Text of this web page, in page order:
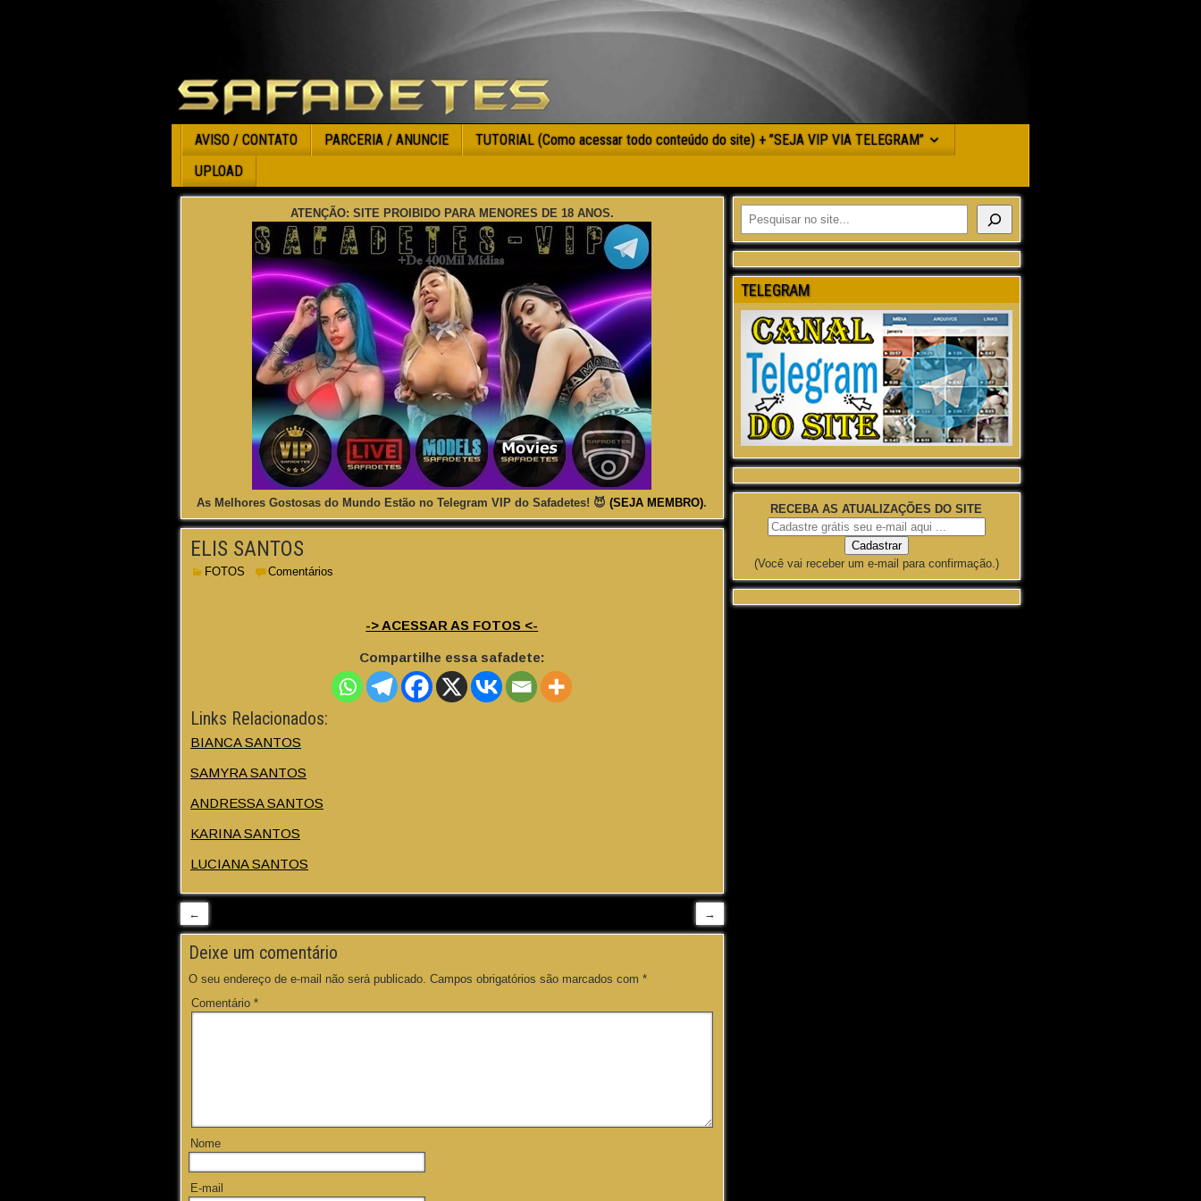
AVISO / CONTATO PARCERIA / ANUNCIE
TUTORIAL (Como acessar todo conteúdo do site) + ”SEJA VIP VIA TELEGRAM”
UPLOAD
ATENÇÃO: SITE PROIBIDO PARA MENORES DE 18 ANOS.
As Melhores Gostosas do Mundo Estão no Telegram VIP do Safadetes! 😈(SEJA MEMBRO).
ELIS SANTOS
FOTOS Comentários
-> ACESSAR AS FOTOS <-
Compartilhe essa safadete:
Links Relacionados:
BIANCA SANTOS
SAMYRA SANTOS
ANDRESSA SANTOS
KARINA SANTOS
LUCIANA SANTOS
← →
Deixe um comentário
O seu endereço de e-mail não será publicado. Campos obrigatórios são marcados com *
Comentário *
Nome
E-mail
TELEGRAM
RECEBA AS ATUALIZAÇÕES DO SITE
(Você vai receber um e-mail para confirmação.)